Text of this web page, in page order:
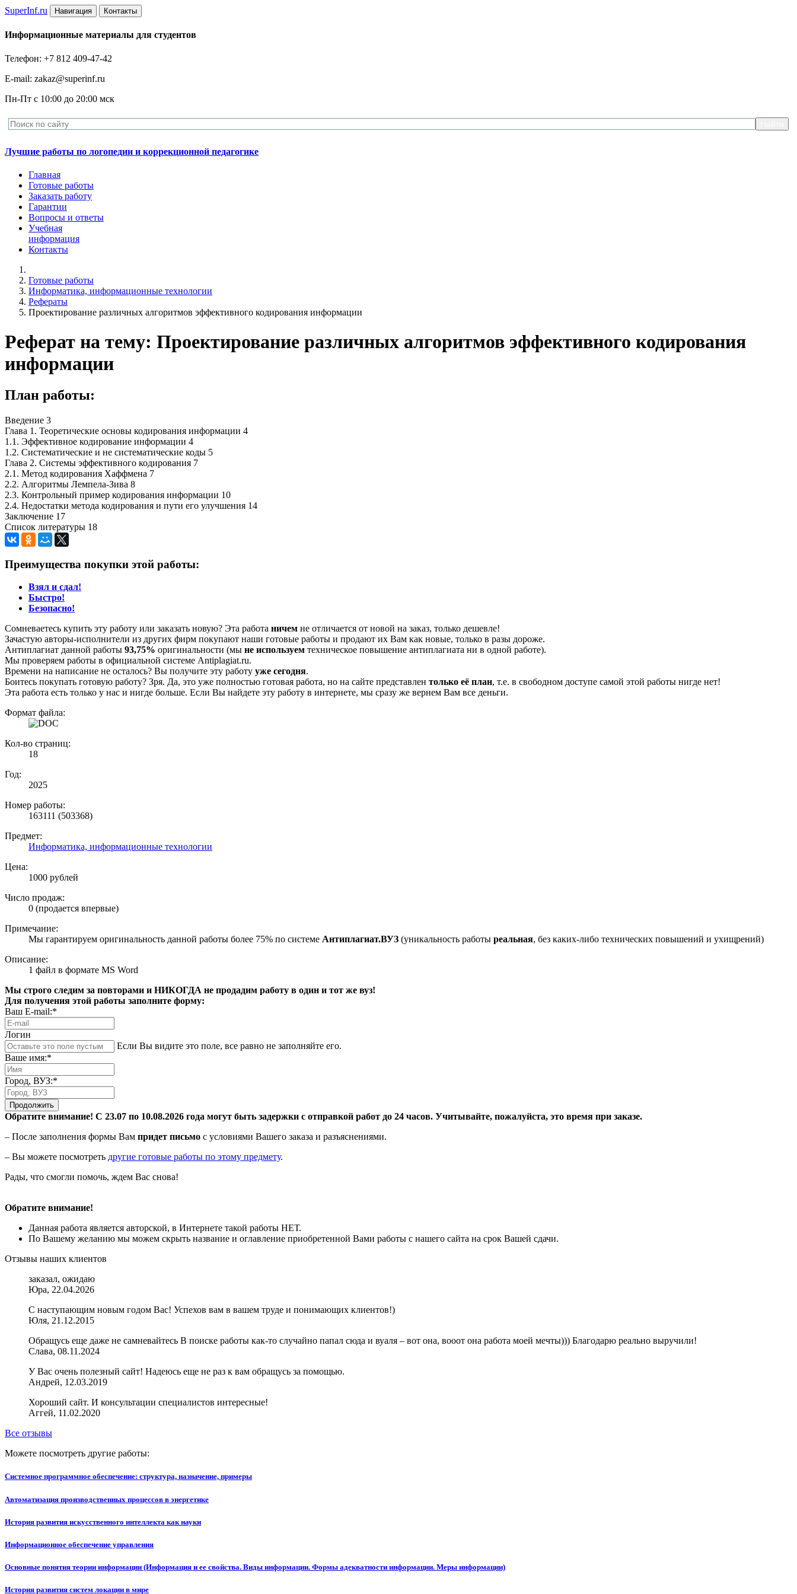
SuperInf.ru Навигация Контакты
Информационные материалы для студентов
Телефон: +7 812 409-47-42
E-mail: zakaz@superinf.ru
Пн-Пт с 10:00 до 20:00 мск
Лучшие работы по логопедии и коррекционной педагогике
Главная
Готовые работы
Заказать работу
Гарантии
Вопросы и ответы
Учебная
информация
Контакты
Готовые работы
Информатика, информационные технологии
Рефераты
Проектирование различных алгоритмов эффективного кодирования информации
Реферат на тему: Проектирование различных алгоритмов эффективного кодирования
информации
План работы:
Введение 3
Глава 1. Теоретические основы кодирования информации 4
1.1. Эффективное кодирование информации 4
1.2. Систематические и не систематические коды 5
Глава 2. Системы эффективного кодирования 7
2.1. Метод кодирования Хаффмена 7
2.2. Алгоритмы Лемпела-Зива 8
2.3. Контрольный пример кодирования информации 10
2.4. Недостатки метода кодирования и пути его улучшения 14
Заключение 17
Список литературы 18
Преимущества покупки этой работы:
Взял и сдал!
Быстро!
Безопасно!
Сомневаетесь купить эту работу или заказать новую? Эта работа ничем не отличается от новой на заказ, только дешевле!
Зачастую авторы-исполнители из других фирм покупают наши готовые работы и продают их Вам как новые, только в разы дороже.
Антиплагиат данной работы 93,75% оригинальности (мы не используем техническое повышение антиплагиата ни в одной работе).
Мы проверяем работы в официальной системе Аntiplagiat.ru.
Времени на написание не осталось? Вы получите эту работу уже сегодня.
Боитесь покупать готовую работу? Зря. Да, это уже полностью готовая работа, но на сайте представлен только её план, т.е. в свободном доступе самой этой работы нигде нет!
Эта работа есть только у нас и нигде больше. Если Вы найдете эту работу в интернете, мы сразу же вернем Вам все деньги.
Формат файла:
Кол-во страниц:
18
Год:
2025
Номер работы:
163111 (503368)
Предмет:
Информатика, информационные технологии
Цена:
1000 рублей
Число продаж:
0 (продается впервые)
Примечание:
Мы гарантируем оригинальность данной работы более 75% по системе Антиплагиат.ВУЗ (уникальность работы реальная, без каких-либо технических повышений и ухищрений)
Описание:
1 файл в формате MS Word
Мы строго следим за повторами и НИКОГДА не продадим работу в один и тот же вуз!
Для получения этой работы заполните форму:
Ваш E-mail:*
Логин
Если Вы видите это поле, все равно не заполняйте его.
Ваше имя:*
Город, ВУЗ:*
Продолжить
Обратите внимание! С 23.07 по 10.08.2026 года могут быть задержки с отправкой работ до 24 часов. Учитывайте, пожалуйста, это время при заказе.
– После заполнения формы Вам придет письмо с условиями Вашего заказа и разъяснениями.
– Вы можете посмотреть другие готовые работы по этому предмету.
Рады, что смогли помочь, ждем Вас снова!
Обратите внимание!
Данная работа является авторской, в Интернете такой работы НЕТ.
По Вашему желанию мы можем скрыть название и оглавление приобретенной Вами работы с нашего сайта на срок Вашей сдачи.
Отзывы наших клиентов
заказал, ожидаю
Юра, 22.04.2026
С наступающим новым годом Вас! Успехов вам в вашем труде и понимающих клиентов!)
Юля, 21.12.2015
Обращусь еще даже не самневайтесь В поиске работы как-то случайно папал сюда и вуаля – вот она, вооот она работа моей мечты))) Благодарю реально выручили!
Слава, 08.11.2024
У Вас очень полезный сайт! Надеюсь еще не раз к вам обращусь за помощью.
Андрей, 12.03.2019
Хороший сайт. И консультации специалистов интересные!
Аггей, 11.02.2020
Все отзывы
Можете посмотреть другие работы:
Системное программное обеспечение: структура, назначение, примеры
Автоматизация производственных процессов в энергетике
История развития искусственного интеллекта как науки
Информационное обеспечение управления
Основные понятия теории информации (Информация и ее свойства. Виды информации. Формы адекватности информации. Меры информации)
История развития систем локации в мире